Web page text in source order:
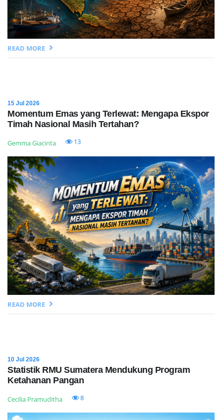
READ MORE
15 Jul 2026
Momentum Emas yang Terlewat: Mengapa Ekspor
Timah Nasional Masih Tertahan?
Gemma Giacinta 13
READ MORE
10 Jul 2026
Statistik RMU Sumatera Mendukung Program
Ketahanan Pangan
Cecilia Pramuditha 8